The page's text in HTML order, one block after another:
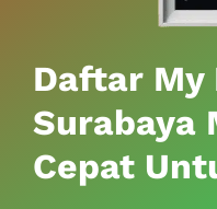
Daftar My
Surabaya
Cepat